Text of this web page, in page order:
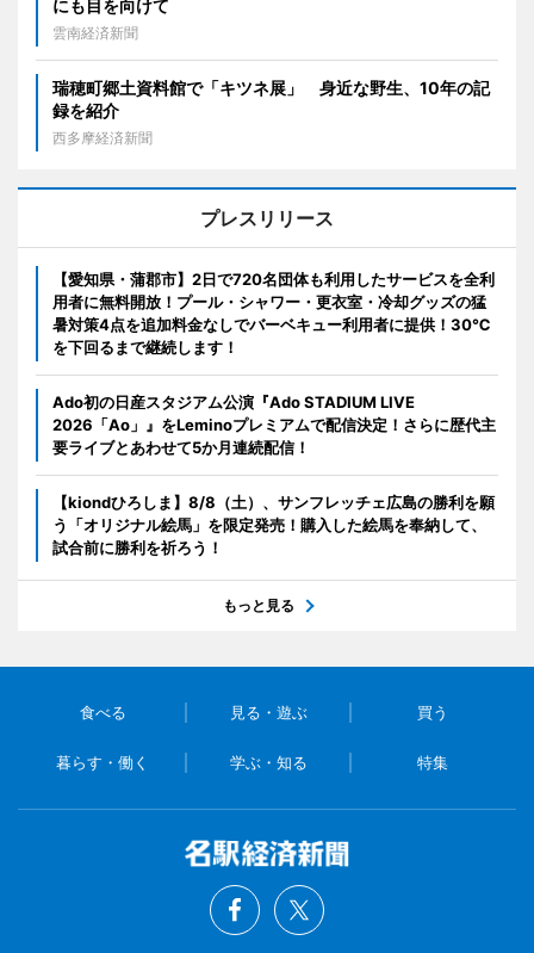
にも目を向けて
雲南経済新聞
瑞穂町郷土資料館で「キツネ展」 身近な野生、10年の記
録を紹介
西多摩経済新聞
プレスリリース
【愛知県・蒲郡市】2日で720名団体も利用したサービスを全利
用者に無料開放！プール・シャワー・更衣室・冷却グッズの猛
暑対策4点を追加料金なしでバーベキュー利用者に提供！30℃
を下回るまで継続します！
Ado初の日産スタジアム公演『Ado STADIUM LIVE
2026「Ao」』をLeminoプレミアムで配信決定！さらに歴代主
要ライブとあわせて5か月連続配信！
【kiondひろしま】8/8（土）、サンフレッチェ広島の勝利を願
う「オリジナル絵馬」を限定発売！購入した絵馬を奉納して、
試合前に勝利を祈ろう！
もっと見る
食べる 見る・遊ぶ 買う
暮らす・働く 学ぶ・知る 特集